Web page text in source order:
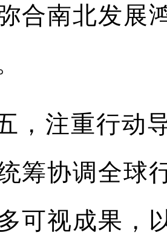
合南北发展
，注重行动
筹协调全球
可视成果，